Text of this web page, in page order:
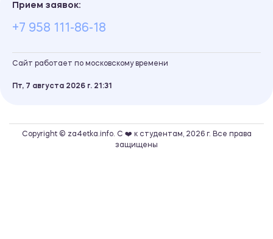
Прием заявок:
+7 958 111-86-18
Сайт работает по московскому времени
Пт, 7 августа 2026 г. 21 31
Copyright © za4etka.info. С ❤️ к студентам, 2026 г. Все права
защищены